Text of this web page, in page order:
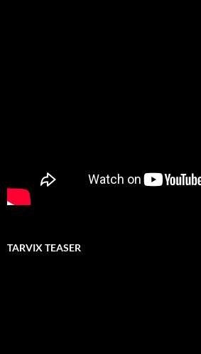
TARVIX TEASER